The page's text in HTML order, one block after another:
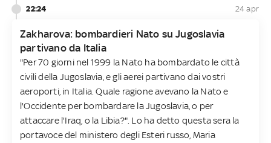
22:24 24 apr
Zakharova: bombardieri Nato su Jugoslavia
partivano da Italia
"Per 70 giorni nel 1999 la Nato ha bombardato le città
civili della Jugoslavia, e gli aerei partivano dai vostri
aeroporti, in Italia. Quale ragione avevano la Nato e
l'Occidente per bombardare la Jugoslavia, o per
attaccare l'Iraq, o la Libia?". Lo ha detto questa sera la
portavoce del ministero degli Esteri russo, Maria